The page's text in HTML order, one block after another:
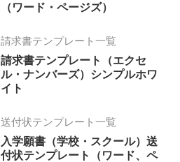
（ワード・ページズ）
請求書テンプレート一覧
請求書テンプレート（エクセ
ル・ナンバーズ）シンプルホワ
イト
送付状テンプレート一覧
入学願書（学校・スクール）送
付状テンプレート（ワード、ペ